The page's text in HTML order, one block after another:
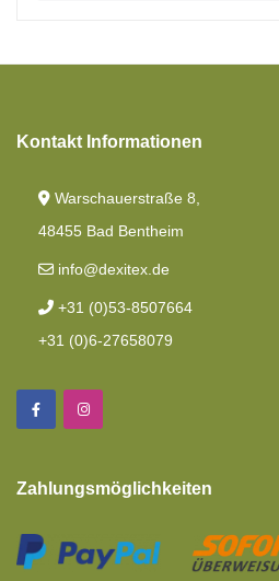
Moltons
Kontakt Informationen
Warschauerstraße 8,
48455 Bad Bentheim
info@dexitex.de
+31 (0)53-8507664
+31 (0)6-27658079
Zahlungsmöglichkeiten